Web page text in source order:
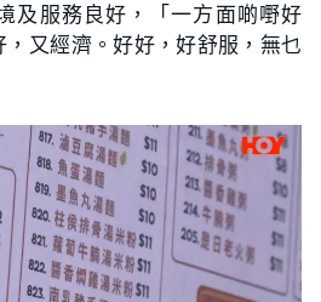
及服務良好，「一方面啲嘢好
又經濟。好好，好舒服，無乜